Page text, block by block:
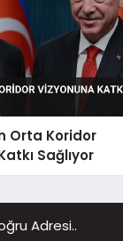
Orta Koridor
Sağlıyor
Adresi..